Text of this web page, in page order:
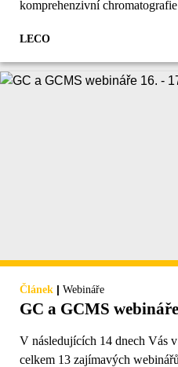
komprehenzivní
LECO
Článek | Webináře
GC a GCMS
V následujících 14 dnech Vás
celkem 13 zajímavých